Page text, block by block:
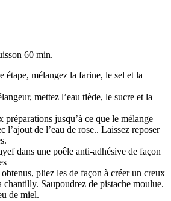
60 min.
étape, mélangez la farine, le sel et la
mettez l’eau tiède, le sucre et la
préparations jusqu’à ce que le mélange
l’ajout de l’eau de rose.. Laissez reposer
dans une poêle anti-adhésive de façon
pliez les de façon à créer un creux
chantilly. Saupoudrez de pistache moulue.
de miel.